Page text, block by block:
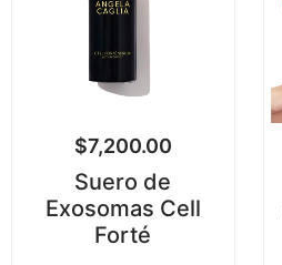
$7,200.00
Suero de
Exosomas Cell
Forté